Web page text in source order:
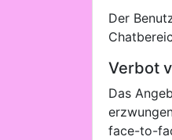
Der
Verbot
Das
face-to-